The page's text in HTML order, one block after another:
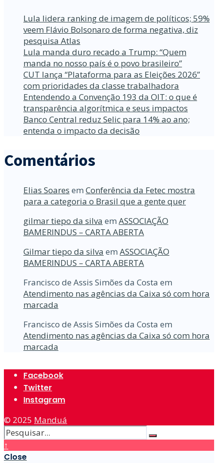
Lula lidera ranking de imagem de políticos; 59%
veem Flávio Bolsonaro de forma negativa, diz
pesquisa Atlas
Lula manda duro recado a Trump: “Quem
manda no nosso país é o povo brasileiro”
CUT lança “Plataforma para as Eleições 2026”
com prioridades da classe trabalhadora
Entendendo a Convenção 193 da OIT: o que é
transparência algorítmica e seus impactos
Banco Central reduz Selic para 14% ao ano;
entenda o impacto da decisão
Comentários
Elias Soares em Conferência da Fetec mostra
para a categoria o Brasil que a gente quer
gilmar tiepo da silva em ASSOCIAÇÃO
BAMERINDUS – CARTA ABERTA
Gilmar tiepo da silva em ASSOCIAÇÃO
BAMERINDUS – CARTA ABERTA
Francisco de Assis Simões da Costa em
Atendimento nas agências da Caixa só com hora
marcada
Francisco de Assis Simões da Costa em
Atendimento nas agências da Caixa só com hora
marcada
Facebook
Twitter
Instagram
© 2025 Manduá
↑
Close